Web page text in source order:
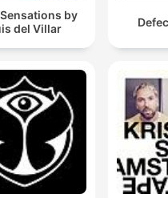
by
del Villar